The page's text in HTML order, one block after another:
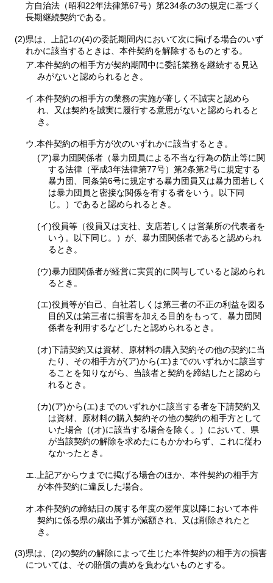
方自治法（昭和22年法律第67号）第234条の3の規定に基づく
長期継続契約である。
(2)県は、上記1の(4)の委託期間内において次に掲げる場合のいず
れかに該当するときは、本件契約を解除するものとする。
ア.本件契約の相手方が契約期間中に委託業務を継続する見込
みがないと認められるとき。
イ.本件契約の相手方の業務の実施が著しく不誠実と認めら
れ、又は契約を誠実に履行する意思がないと認められると
き。
ウ.本件契約の相手方が次のいずれかに該当するとき。
(ア)暴力団関係者（暴力団員による不当な行為の防止等に関
する法律（平成3年法律第77号）第2条第2号に規定する
暴力団、同条第6号に規定する暴力団員又は暴力団若しく
は暴力団員と密接な関係を有する者をいう。以下同
じ。）であると認められるとき。
(イ)役員等（役員又は支社、支店若しくは営業所の代表者を
いう。以下同じ。）が、暴力団関係者であると認められ
るとき。
(ウ)暴力団関係者が経営に実質的に関与していると認められ
るとき。
(エ)役員等が自己、自社若しくは第三者の不正の利益を図る
目的又は第三者に損害を加える目的をもって、暴力団関
係者を利用するなどしたと認められるとき。
(オ)下請契約又は資材、原材料の購入契約その他の契約に当
たり、その相手方が(ア)から(エ)までのいずれかに該当す
ることを知りながら、当該者と契約を締結したと認めら
れるとき。
(カ)(ア)から(エ)までのいずれかに該当する者を下請契約又
は資材、原材料の購入契約その他の契約の相手方として
いた場合（(オ)に該当する場合を除く。）において、県
が当該契約の解除を求めたにもかかわらず、これに従わ
なかったとき。
エ.上記アからウまでに掲げる場合のほか、本件契約の相手方
が本件契約に違反した場合。
オ.本件契約の締結日の属する年度の翌年度以降において本件
契約に係る県の歳出予算が減額され、又は削除されたと
き。
(3)県は、(2)の契約の解除によって生じた本件契約の相手方の損害
については、その賠償の責めを負わないものとする。